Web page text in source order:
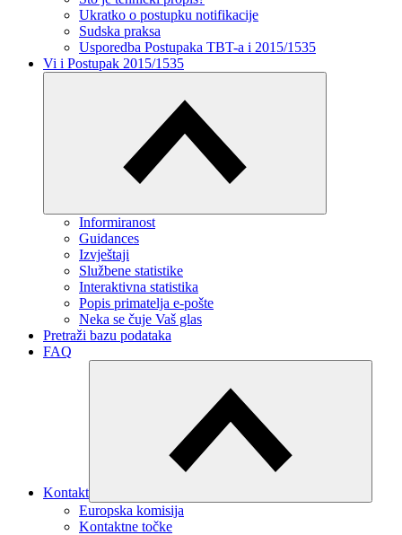
Ukratko o postupku notifikacije
Sudska praksa
Usporedba Postupaka TBT-a i 2015/1535
Vi i Postupak 2015/1535
Informiranost
Guidances
Izvještaji
Službene statistike
Interaktivna statistika
Popis primatelja e-pošte
Neka se čuje Vaš glas
Pretraži bazu podataka
FAQ
Kontakt
Europska komisija
Kontaktne točke